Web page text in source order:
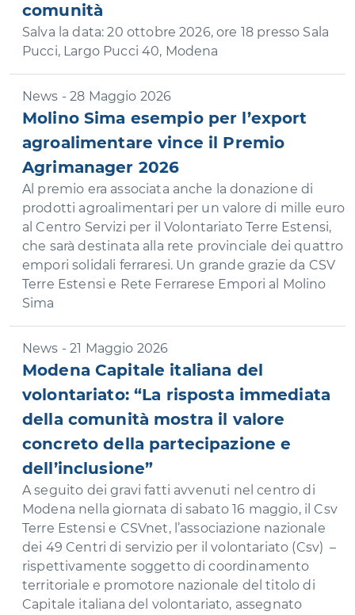
comunità
Salva la data: 20 ottobre 2026, ore 18 presso Sala
Pucci, Largo Pucci 40, Modena
News - 28 Maggio 2026
Molino Sima esempio per l’export
agroalimentare vince il Premio
Agrimanager 2026
Al premio era associata anche la donazione di
prodotti agroalimentari per un valore di mille euro
al Centro Servizi per il Volontariato Terre Estensi,
che sarà destinata alla rete provinciale dei quattro
empori solidali ferraresi. Un grande grazie da CSV
Terre Estensi e Rete Ferrarese Empori al Molino
Sima
News - 21 Maggio 2026
Modena Capitale italiana del
volontariato: “La risposta immediata
della comunità mostra il valore
concreto della partecipazione e
dell’inclusione”
A seguito dei gravi fatti avvenuti nel centro di
Modena nella giornata di sabato 16 maggio, il Csv
Terre Estensi e CSVnet, l’associazione nazionale
dei 49 Centri di servizio per il volontariato (Csv) –
rispettivamente soggetto di coordinamento
territoriale e promotore nazionale del titolo di
Capitale italiana del volontariato, assegnato